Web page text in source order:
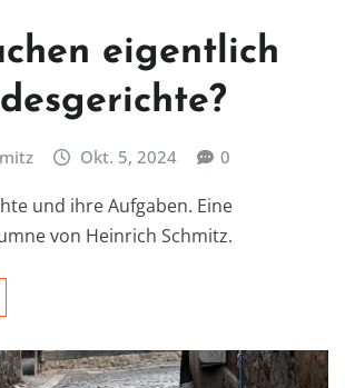
eigentlich
Okt. 5, 2024 0
und ihre Aufgaben. Eine
von Heinrich Schmitz.